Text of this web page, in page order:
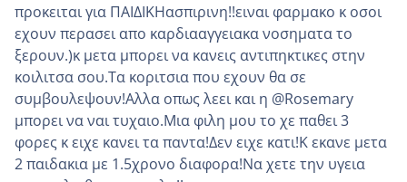
προκειται για ΠΑΙΔΙΚΗασπιρινη!!ειναι φαρμακο κ οσοι
εχουν περασει απο καρδιααγγειακα νοσηματα το
ξερουν.)κ μετα μπορει να κανεις αντιπηκτικες στην
κοιλιτσα σου.Τα κοριτσια που εχουν θα σε
συμβουλεψουν!Αλλα οπως λεει και η @Rosemary
μπορει να ναι τυχαιο.Μια φιλη μου το χε παθει 3
φορες κ ειχε κανει τα παντα!Δεν ειχε κατι!Κ εκανε μετα
2 παιδακια με 1.5χρονο διαφορα!Να χετε την υγεια